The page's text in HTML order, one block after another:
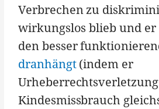
Verbrechen zu
wirkungslos blieb und er
den besser
dranhängt(indem er
Kindesmissbrauch